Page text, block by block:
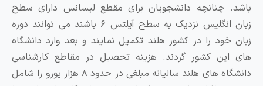
چنانچه دانشجویان برای مقطع لیسانس دارای سطح
زبان انگلیس نزدیک به سطح آیلتس ۶ باشند می توانند دوره
خود را در کشور هلند تکمیل نمایند و بعد وارد دانشگاه
این کشور گردند. هزینه تحصیل در مقاطع کارشناسی
دانشگاه های هلند سالیانه مبلغی در حدود ۸ هزار یورو را شامل